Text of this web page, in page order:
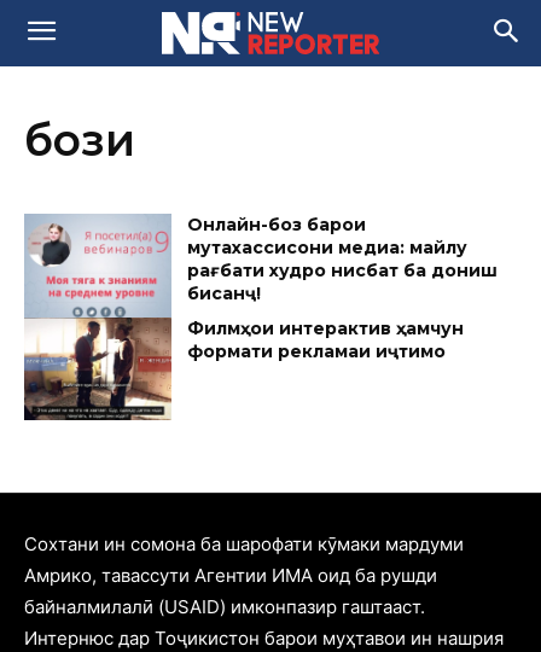
бози
Онлайн-бозӣ барои
мутахассисони медиа: майлу
рағбати худро нисбат ба дониш
бисанҷ!
Филмҳои интерактивӣ ҳамчун
формати рекламаи иҷтимоӣ
Cохтани ин сомона ба шарофати кӯмаки мардуми
Амрико, тавассути Агентии ИМА оид ба рушди
байналмилалӣ (USAID) имконпазир гаштааст.
Интернюс дар Тоҷикистон барои муҳтавои ин нашрия